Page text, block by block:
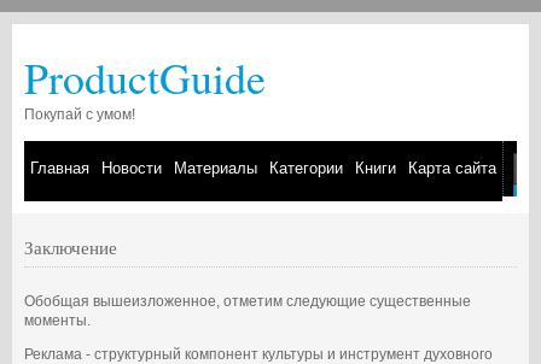
ProductGuide
Покупай с умом!
Главная Новости Материалы Категории Книги Карта сайта
Заключение
Обобщая вышеизложенное, отметим следующие существенные
моменты.
Реклама - структурный компонент культуры и инструмент духовного